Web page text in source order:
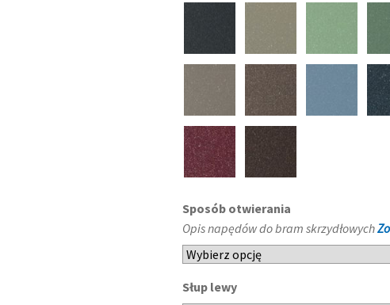
Sposób otwierania
Opis napędów do bram skrzydłowych
Słup lewy